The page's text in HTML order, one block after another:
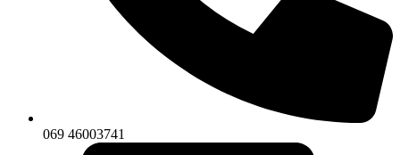
069 46003741